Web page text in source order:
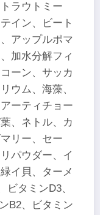
ラウトミー
イン、ビート
アップルポマ
加水分解フィ
ーン、サッカ
ウム、海藻、
ーティチョー
、ネトル、カ
リー、セー
パウダー、イ
イ貝、ターメ
ビタミンD3、
B2、ビタミン